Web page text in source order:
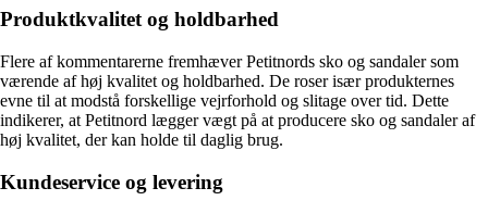
Produktkvalitet og holdbarhed
Flere af kommentarerne fremhæver Petitnords sko og sandaler som
værende af høj kvalitet og holdbarhed. De roser især produkternes
evne til at modstå forskellige vejrforhold og slitage over tid. Dette
indikerer, at Petitnord lægger vægt på at producere sko og sandaler af
høj kvalitet, der kan holde til daglig brug.
Kundeservice og levering